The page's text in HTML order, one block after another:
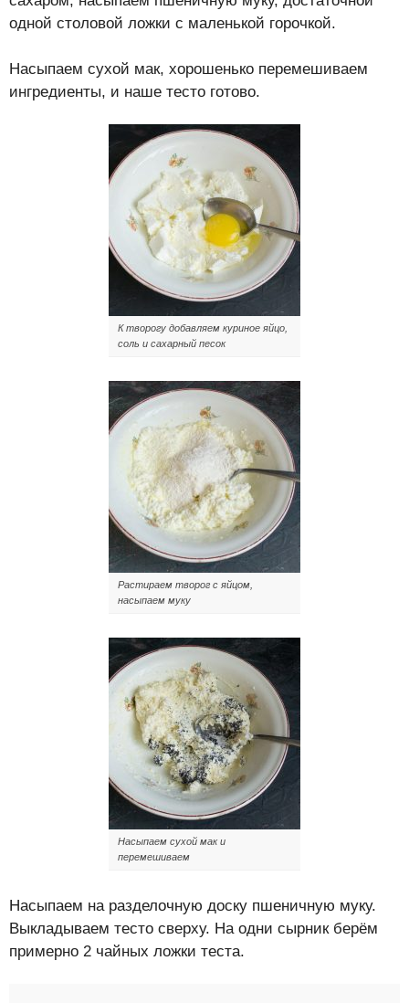
одной столовой ложки с маленькой горочкой.
Насыпаем сухой мак, хорошенько перемешиваем
ингредиенты, и наше тесто готово.
К творогу добавляем куриное яйцо,
соль и сахарный песок
Растираем творог с яйцом,
насыпаем муку
Насыпаем сухой мак и
перемешиваем
Насыпаем на разделочную доску пшеничную муку.
Выкладываем тесто сверху. На одни сырник берём
примерно 2 чайных ложки теста.